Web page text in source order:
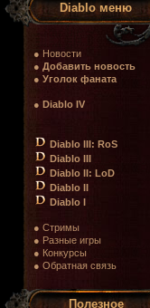
Diablo меню
● Новости
● Добавить новость
● Уголок фаната
● Diablo IV
Diablo III: RoS
Diablo III
Diablo II: LoD
Diablo II
Diablo I
● Стримы
● Разные игры
● Конкурсы
● Обратная связь
Полезное